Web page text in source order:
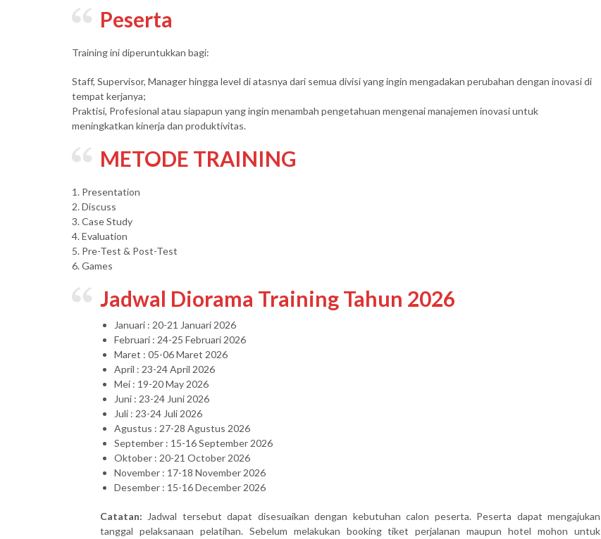
Peserta
Training ini diperuntukkan bagi:
Staff, Supervisor, Manager hingga level di atasnya dari semua divisi yang ingin mengadakan perubahan dengan inovasi di
tempat kerjanya;
Praktisi, Profesional atau siapapun yang ingin menambah pengetahuan mengenai manajemen inovasi untuk
meningkatkan kinerja dan produktivitas.
METODE TRAINING
1. Presentation
2. Discuss
3. Case Study
4. Evaluation
5. Pre-Test & Post-Test
6. Games
Jadwal Diorama Training Tahun 2026
Januari : 20-21 Januari 2026
Februari : 24-25 Februari 2026
Maret : 05-06 Maret 2026
April : 23-24 April 2026
Mei : 19-20 May 2026
Juni : 23-24 Juni 2026
Juli : 23-24 Juli 2026
Agustus : 27-28 Agustus 2026
September : 15-16 September 2026
Oktober : 20-21 October 2026
November : 17-18 November 2026
Desember : 15-16 December 2026
Catatan: Jadwal tersebut dapat disesuaikan dengan kebutuhan calon peserta. Peserta dapat mengajukan
tanggal pelaksanaan pelatihan. Sebelum melakukan booking tiket perjalanan maupun hotel mohon untuk